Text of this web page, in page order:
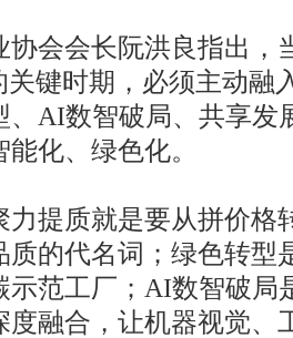
会会长阮洪良指出，
关键时期，必须主动融
、AI数智破局、共享发
化、绿色化。
提质就是要从拼价格
质的代名词；绿色转型
示范工厂；AI数智破局
度融合，让机器视觉、